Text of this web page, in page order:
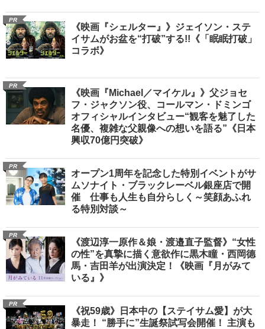
PR
《映画『シェルター』》ジェイソン・ステ
イサムがお盆を“打破”する!!《「眠眠打破」
コラボ》
PR
《映画『Michael／マイケル』》父ジョセ
フ・ジャクソン役、コールマン・ドミンゴ
オフィシャルインタビュー“観客を魅了した
名優、複雑な父親像への想いを語る”《日本
興収70億円突破》
PR
オープン1周年を記念した特別イベントがサ
ムソナイト・ブラックレーベル銀座店で開
催 仕事も人生も自分らしく～笑顔あふれ
る特別対談～
PR
《渡辺淳一原作＆娘・渡邉直子監督》“女性
の性”を真摯に描く意欲作に黒木瞳・西岡德
馬・吉田羊が出演決定！《映画『月がみて
いる』》
PR
《祝59歳》日本中の【ステイサム愛】が大
暴走！ “勝手に”生誕祭試写会開催！ 主演も